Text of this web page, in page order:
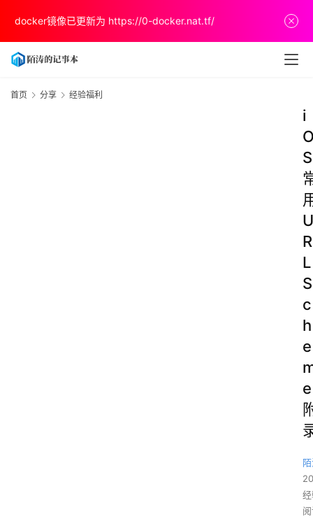
docker镜像已更新为 https://0-docker.nat.tf/
首页 分享 经验福利
i
S
U
R
L
S
c
h
e
e